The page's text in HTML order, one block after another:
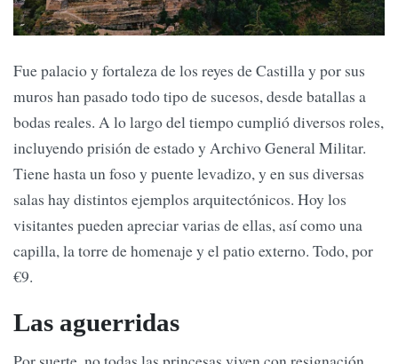
Fue palacio y fortaleza de los reyes de Castilla y por sus
muros han pasado todo tipo de sucesos, desde batallas a
bodas reales. A lo largo del tiempo cumplió diversos roles,
incluyendo prisión de estado y Archivo General Militar.
Tiene hasta un foso y puente levadizo, y en sus diversas
salas hay distintos ejemplos arquitectónicos. Hoy los
visitantes pueden apreciar varias de ellas, así como una
capilla, la torre de homenaje y el patio externo. Todo, por
€9.
Las aguerridas